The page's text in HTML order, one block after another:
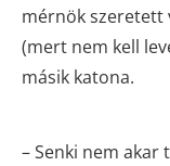
mérnök szeretett
(mert nem kell
másik katona.
– Senki nem